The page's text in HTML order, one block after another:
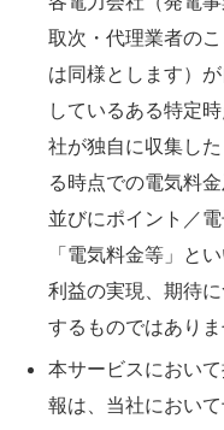
取次・代理業者の
は同様とします）
しているある特定
社が独自に収集し
る時点での電気料
並びにポイント／
「電気料金等」と
利益の実現、期待
するものではありま
本サービスにおい
報は、当社におい